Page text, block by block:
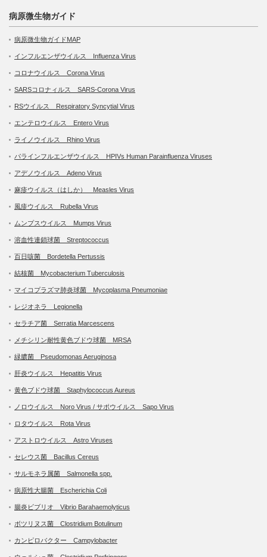
病原微生物ガイド
病原微生物ガイドMAP
インフルエンザウイルス Influenza Virus
コロナウイルス Corona Virus
SARSコロナィルス SARS-Corona Virus
RSウイルス Respiratory Syncytial Virus
エンテロウイルス Entero Virus
ライノウイルス Rhino Virus
パラインフルエンザウイルス HPIVs Human Parainfluenza Viruses
アデノウイルス Adeno Virus
麻疹ウイルス（はしか） Measles Virus
風疹ウイルス Rubella Virus
ムンプスウイルス Mumps Virus
溶血性連鎖球菌 Streptococcus
百日咳菌 Bordetella Pertussis
結核菌 Mycobacterium Tuberculosis
マイコプラズマ肺炎球菌 Mycoplasma Pneumoniae
レジオネラ Legionella
セラチア菌 Serratia Marcescens
メチシリン耐性黄色ブドウ球菌 MRSA
緑膿菌 Pseudomonas Aeruginosa
肝炎ウイルス Hepatitis Virus
黄色ブドウ球菌 Staphylococcus Aureus
ノロウイルス Noro Virus / サポウイルス Sapo Virus
ロタウイルス Rota Virus
アストロウイルス Astro Viruses
セレウス菌 Bacillus Cereus
サルモネラ属菌 Salmonella spp.
病原性大腸菌 Escherichia Coli
腸炎ビブリオ Vibrio Barahaemolyticus
ボツリヌス菌 Clostridium Botulinum
カンピロバクター Campylobacter